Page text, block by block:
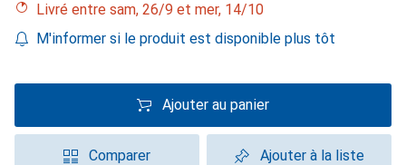
Livré entre sam, 26/9 et mer, 14/10
M'informer si le produit est disponible plus tôt
Ajouter au panier
Comparer Ajouter à la liste